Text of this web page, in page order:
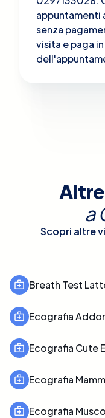
appuntamenti
senza
visita e paga
a
Scopri altre
Breath Test
Ecografia
Ecografia Cute
Ecografia
Ecografia